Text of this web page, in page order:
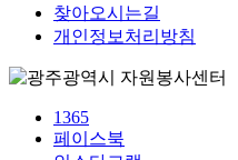
찾아오시는길
개인정보처리방침
1365
페이스북